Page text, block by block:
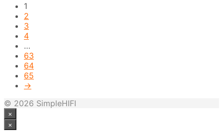
1
2
3
4
…
63
64
65
→
© 2026 SimpleHIFI
×
×